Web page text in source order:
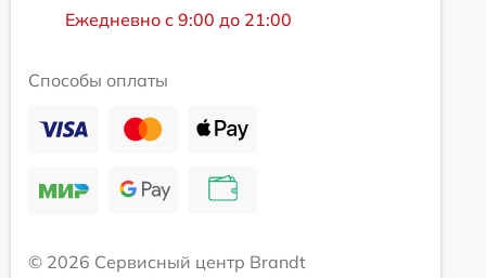
Ежедневно с 9:00 до 21:00
Способы оплаты
© 2026 Сервисный центр Brandt